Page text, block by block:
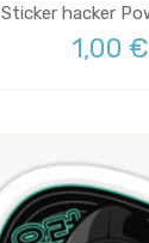
Sticker hacker
1,00 €